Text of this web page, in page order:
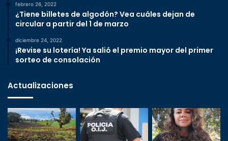
febrero 26, 2022
¿Tiene billetes de algodón? Vea cuáles dejan de
circular a partir del 1 de marzo
diciembre 24, 2022
¡Revise su lotería! Ya salió el premio mayor del primer
sorteo de consolación
Actualizaciones